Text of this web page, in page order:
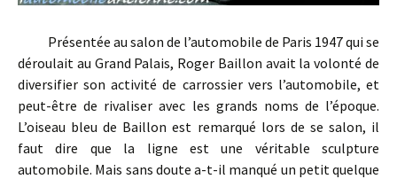
Présentée au salon de l’automobile de Paris 1947 qui se
déroulait au Grand Palais, Roger Baillon avait la volonté de
diversifier son activité de carrossier vers l’automobile, et
peut-être de rivaliser avec les grands noms de l’époque.
L’oiseau bleu de Baillon est remarqué lors de se salon, il
faut dire que la ligne est une véritable sculpture
automobile. Mais sans doute a-t-il manqué un petit quelque